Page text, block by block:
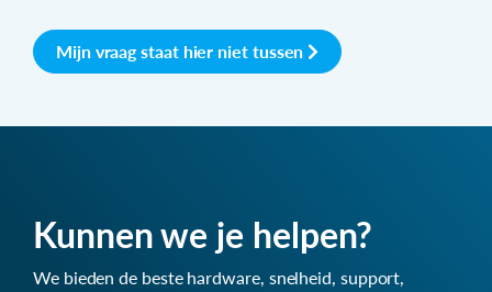
Mijn vraag staat hier niet tussen
Kunnen we je helpen?
We bieden de beste hardware, snelheid, support,